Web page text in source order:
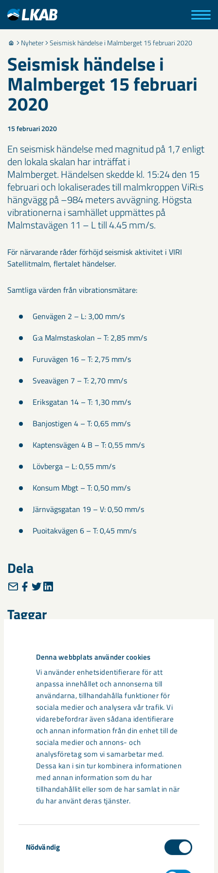
Denna webbplats använder cookies
Vi använder enhetsidentifierare för att
anpassa innehållet och annonserna till
användarna, tillhandahålla funktioner för
sociala medier och analysera vår trafik. Vi
vidarebefordrar även sådana identifierare
och annan information från din enhet till de
sociala medier och annons- och
analysföretag som vi samarbetar med.
Dessa kan i sin tur kombinera informationen
med annan information som du har
tillhandahållit eller som de har samlat in när
du har använt deras tjänster.
Nödvändig
Nyheter Seismisk händelse i Malmberget 15 februari 2020
Seismisk händelse i
Malmberget 15 februari
2020
15 februari 2020
En seismisk händelse med magnitud på 1,7 enligt
den lokala skalan har inträffat i
Malmberget. Händelsen skedde kl. 15:24 den 15
februari och lokaliserades till malmkroppen ViRi:s
hängvägg på –984 meters avvägning. Högsta
vibrationerna i samhället uppmättes på
Malmstavägen 11 – L till 4.45 mm/s.
För närvarande råder förhöjd seismisk aktivitet i VIRI
Satellitmalm, flertalet händelser.
Samtliga värden från vibrationsmätare:
Genvägen 2 – L: 3,00 mm/s
G:a Malmstaskolan – T: 2,85 mm/s
Furuvägen 16 – T: 2,75 mm/s
Sveavägen 7 – T: 2,70 mm/s
Eriksgatan 14 – T: 1,30 mm/s
Banjostigen 4 – T: 0,65 mm/s
Kaptensvägen 4 B – T: 0,55 mm/s
Lövberga – L: 0,55 mm/s
Konsum Mbgt – T: 0,50 mm/s
Järnvägsgatan 19 – V: 0,50 mm/s
Puoitakvägen 6 – T: 0,45 mm/s
Dela
Taggar
Relaterat innehåll
Så kan humanoida robotar öka